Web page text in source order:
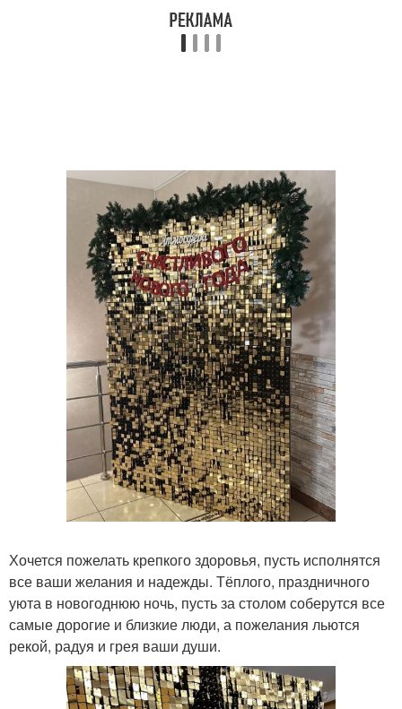
Хочется пожелать крепкого здоровья, пусть исполнятся
все ваши желания и надежды. Тёплого, праздничного
уюта в новогоднюю ночь, пусть за столом соберутся все
самые дорогие и близкие люди, а пожелания льются
рекой, радуя и грея ваши души.